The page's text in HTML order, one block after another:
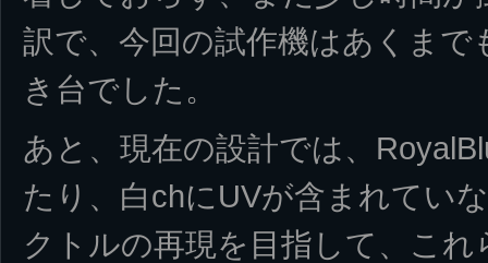
訳で、今回の試作機はあくまで
き台でした。
あと、現在の設計では、
たり、白chにUVが含まれてい
クトルの再現を目指して、こ